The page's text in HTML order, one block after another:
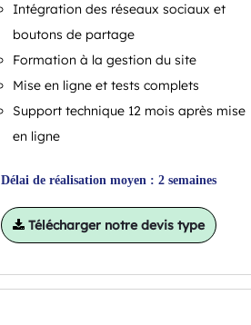
Intégration des réseaux sociaux et
boutons de partage
Formation à la gestion du site
Mise en ligne et tests complets
Support technique 12 mois après mise
en ligne
Délai de réalisation moyen : 2 semaines
Télécharger notre devis type